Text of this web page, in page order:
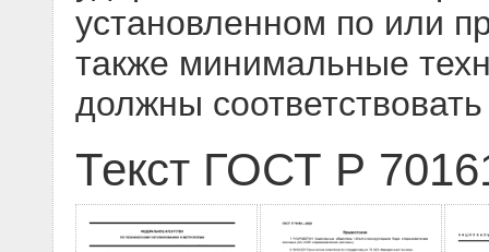
установленном по или
также минимальные
должны
Текст ГОСТ Р